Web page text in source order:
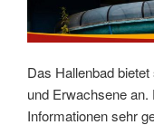
Das Hallenbad
und Erwachsene
Informationen sehr